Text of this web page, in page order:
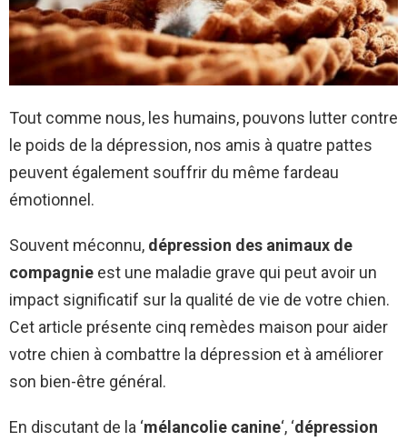
Tout comme nous, les humains, pouvons lutter contre
le poids de la dépression, nos amis à quatre pattes
peuvent également souffrir du même fardeau
émotionnel.
Souvent méconnu, dépression des animaux de
compagnie est une maladie grave qui peut avoir un
impact significatif sur la qualité de vie de votre chien.
Cet article présente cinq remèdes maison pour aider
votre chien à combattre la dépression et à améliorer
son bien-être général.
En discutant de la ‘mélancolie canine‘, ‘dépression